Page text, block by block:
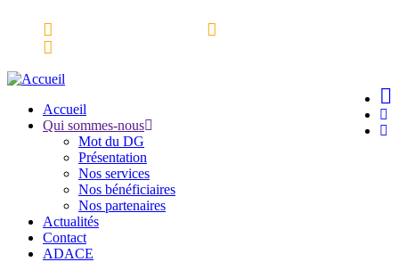
contenu
Main
navigation
Accueil
Qui sommes-nous
Mot du DG
Présentation
Nos services
Nos bénéficiaires
Nos partenaires
Actualités
Contact
ADACE